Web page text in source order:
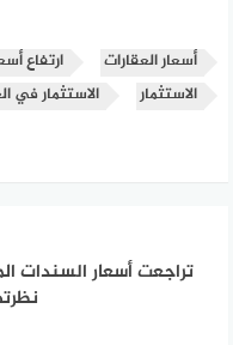
أسعار العقارات ارتفاع
الاستثمار
الاستثمار في
تراجعت أسعار السندات